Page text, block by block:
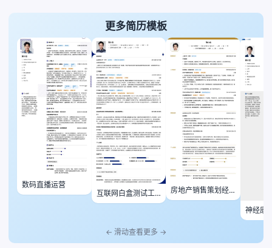
更多简历模板
数码直播运营
互联网白盒测试工
程师
房地产销售策划经
理
神经康
← 滑动查看更多 →